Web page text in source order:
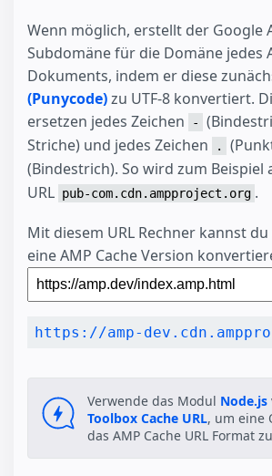
Wenn möglich, erstellt der Google
Subdomäne für die Domäne jedes
Dokuments, indem er diese
(Punycode)zu UTF-8 konvertiert.
ersetzen jedes Zeichen
-
Striche) und jedes Zeichen
.
(Bindestrich). So wird zum Beispiel
URL pub-com.cdn.ampproject.org .
Mit diesem URL Rechner kannst du
eine AMP Cache Version
Verwende das Modul Node.js
Toolbox Cache URL, um eine
das AMP Cache URL Format